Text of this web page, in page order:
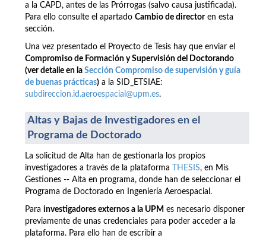
a la CAPD, antes de las Prórrogas (salvo causa justificada).
Para ello consulte el apartado Cambio de directoren esta
sección.
Una vez presentado el Proyecto de Tesis hay que enviar el
Compromiso de Formación y Supervisión del Doctorando
(ver detalle en la Sección Compromiso de supervisión y guía
de buenas prácticas) a la SID_ETSIAE:
subdireccion.id.aeroespacial@upm.es.
Altas y Bajas de Investigadores en el
Programa de Doctorado
La solicitud de Alta han de gestionarla los propios
investigadores a través de la plataforma
THESIS, en Mis
Gestiones -- Alta en programa, donde han de seleccionar el
Programa de Doctorado en Ingeniería Aeroespacial.
Para investigadores externos a la UPM es necesario disponer
previamente de unas credenciales para poder acceder a la
plataforma. Para ello han de escribir a